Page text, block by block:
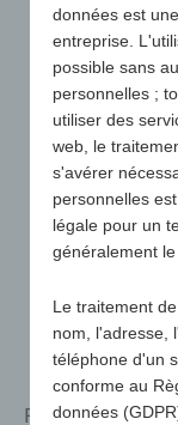
Porte-clés avec
données est
entreprise.
possible sans
personnelles ;
utiliser des
web, le
s'avérer
personnelles
légale pour un
généralement
Le traitement
nom, l'adresse,
téléphone d'un
conforme au
données